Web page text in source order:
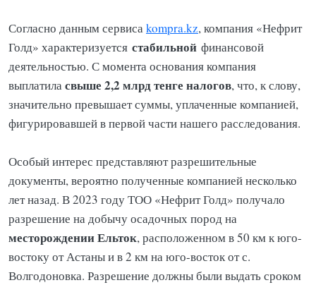
Согласно данным сервисаkompra.kz, компания «Нефрит
Голд» характеризуется стабильной финансовой
деятельностью. С момента основания компания
выплатиласвыше 2,2 млрд тенге налогов, что, к слову,
значительно превышает суммы, уплаченные компанией,
фигурировавшей в первой части нашего расследования.
Особый интерес представляют разрешительные
документы, вероятно полученные компанией несколько
лет назад. В 2023 году ТОО «Нефрит Голд» получало
разрешение на добычу осадочных пород на
месторождении Ельток, расположенном в 50 км к юго-
востоку от Астаны и в 2 км на юго-восток от с.
Волгодоновка. Разрешение должны были выдать сроком